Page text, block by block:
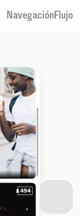
NavegaciónFlujo